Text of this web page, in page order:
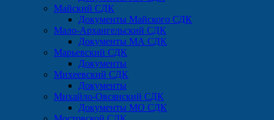
Майский СДК
Документы Майского СДК
Мало-Архангельский СДК
Документы МА СДК
Марьевский СДК
Документы
Михеевский СДК
Документы
Михайло-Овсянский СДК
Документы МО СДК